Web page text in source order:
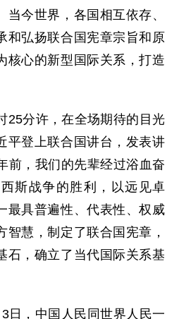
今世界，各国相互依存、
和弘扬联合国宪章宗旨和原
核心的新型国际关系，打造
分许，在全场期待的目光
平登上联合国讲台，发表讲
前，我们的先辈经过浴血奋
斯战争的胜利，以远见卓
最具普遍性、代表性、权威
智慧，制定了联合国宪章，
石，确立了当代国际关系基
，中国人民同世界人民一